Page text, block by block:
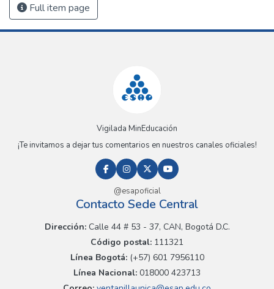
Full item page
Vigilada MinEducación
¡Te invitamos a dejar tus comentarios en nuestros canales oficiales!
@esapoficial
Contacto Sede Central
Dirección:Calle 44 # 53 - 37, CAN, Bogotá D.C.
Código postal: 111321
Línea Bogotá:(+57) 601 7956110
Línea Nacional: 018000 423713